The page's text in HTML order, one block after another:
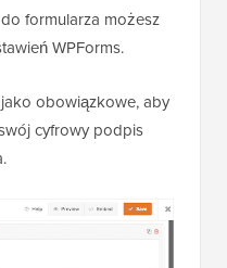
formularza możesz
WPForms.
obowiązkowe, aby
cyfrowy podpis